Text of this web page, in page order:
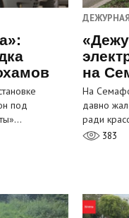
под
на
На
давно
ради
383